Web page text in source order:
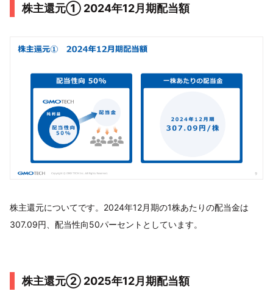
株主還元① 2024年12月期配当額
株主還元についてです。2024年12月期の1株あたりの配当金は
307.09円、配当性向50パーセントとしています。
株主還元② 2025年12月期配当額